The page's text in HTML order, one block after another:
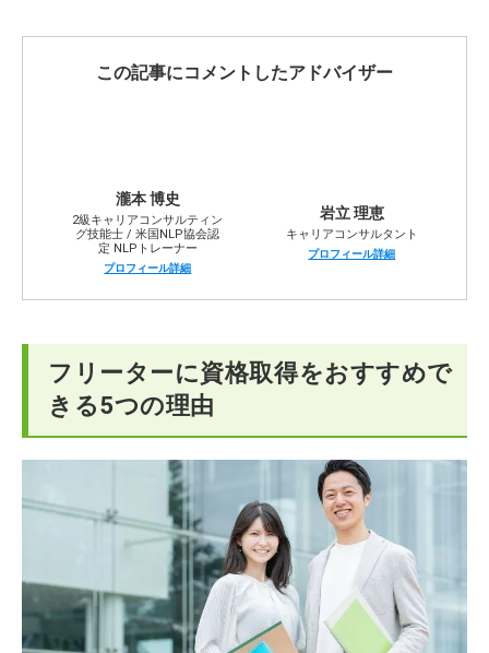
この記事にコメントしたアドバイザー
瀧本 博史
2級キャリアコンサルティン
グ技能士 / 米国NLP協会認
定 NLPトレーナー
プロフィール詳細
岩立 理恵
キャリアコンサルタント
プロフィール詳細
フリーターに資格取得をおすすめで
きる5つの理由